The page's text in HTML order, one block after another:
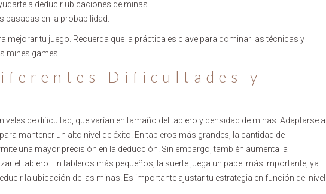
a deducir ubicaciones de minas.
basadas en la probabilidad.
mejorar tu juego. Recuerda que la práctica es clave para dominar las técnicas y
mines games.
Dificultades y
de dificultad, que varían en tamaño del tablero y densidad de minas. Adaptarse a
mantener un alto nivel de éxito. En tableros más grandes, la cantidad de
una mayor precisión en la deducción. Sin embargo, también aumenta la
el tablero. En tableros más pequeños, la suerte juega un papel más importante, ya
la ubicación de las minas. Es importante ajustar tu estrategia en función del nivel